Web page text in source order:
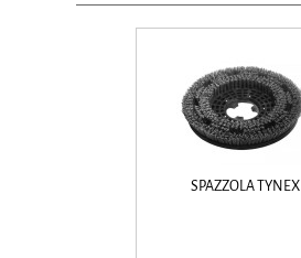
SPAZZOLA TYNEX